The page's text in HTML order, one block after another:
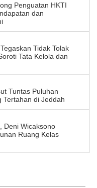
Penguatan HKTI
dan
Tidak Tolak
Tata Kelola dan
Tuntas Puluhan
Tertahan di Jeddah
Deni Wicaksono
Ruang Kelas